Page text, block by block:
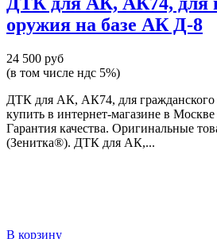
оружия на базе АК Д-8
24 500 руб
(в том числе ндс 5%)
ДТК для АК, АК74, для
купить в интернет-магазине в
Гарантия качества. Оригинальные
(Зенитка®). ДТК для АК,...
В корзину